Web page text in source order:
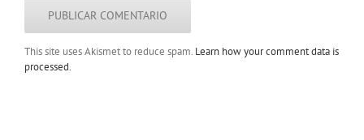
This site uses Akismet to reduce spam. Learn how your comment data is
processed.